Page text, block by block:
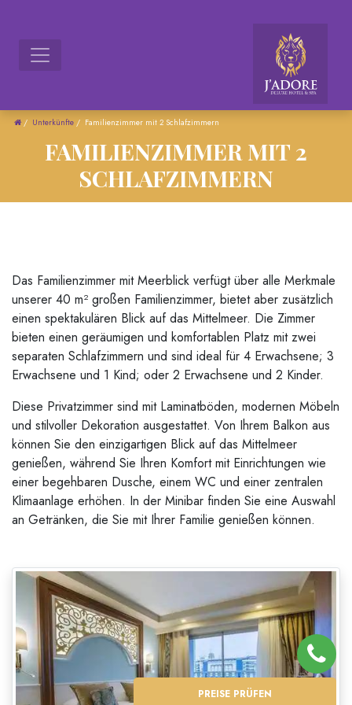
/ Unterkünfte / Familienzimmer mit 2 Schlafzimmern
FAMILIENZIMMER MIT 2
SCHLAFZIMMERN
Das Familienzimmer mit Meerblick verfügt über alle Merkmale
unserer 40 m² großen Familienzimmer, bietet aber zusätzlich
einen spektakulären Blick auf das Mittelmeer. Die Zimmer
bieten einen geräumigen und komfortablen Platz mit zwei
separaten Schlafzimmern und sind ideal für 4 Erwachsene; 3
Erwachsene und 1 Kind; oder 2 Erwachsene und 2 Kinder.
Diese Privatzimmer sind mit Laminatböden, modernen Möbeln
und stilvoller Dekoration ausgestattet. Von Ihrem Balkon aus
können Sie den einzigartigen Blick auf das Mittelmeer
genießen, während Sie Ihren Komfort mit Einrichtungen wie
einer begehbaren Dusche, einem WC und einer zentralen
Klimaanlage erhöhen. In der Minibar finden Sie eine Auswahl
an Getränken, die Sie mit Ihrer Familie genießen können.
PREISE PRÜFEN